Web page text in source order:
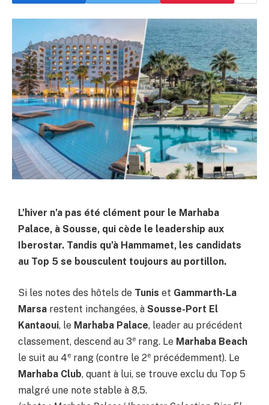
L’hiver n’a pas été clément pour le Marhaba
Palace, à Sousse, qui cède le leadership aux
Iberostar. Tandis qu’à Hammamet, les candidats
au Top 5 se bousculent toujours au portillon.
Si les notes des hôtels de Tunis et Gammarth-La
Marsa restent inchangées, à Sousse-Port El
Kantaoui, le Marhaba Palace, leader au précédent
classement, descend au 3e rang. Le Marhaba Beach
le suit au 4e rang (contre le 2e précédemment). Le
Marhaba Club, quant à lui, se trouve exclu du Top 5
malgré une note stable à 8,5.